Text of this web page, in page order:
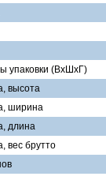
упаковки (ВхШхГ)
высота
ширина
длина
вес брутто